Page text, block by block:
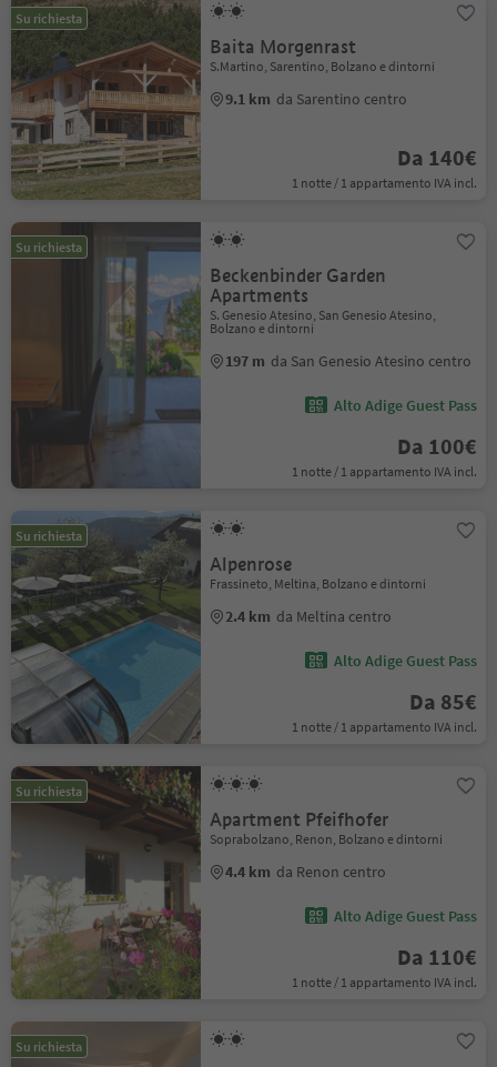
Su richiesta
Baita Morgenrast
S.Martino, Sarentino, Bolzano e dintorni
9.1 km da Sarentino centro
Da 140€
1 notte / 1 appartamento IVA incl.
Su richiesta
Beckenbinder Garden
Apartments
S. Genesio Atesino, San Genesio Atesino,
Bolzano e dintorni
197 m da San Genesio Atesino centro
Alto Adige Guest Pass
Da 100€
1 notte / 1 appartamento IVA incl.
Su richiesta
Alpenrose
Frassineto, Meltina, Bolzano e dintorni
2.4 km da Meltina centro
Alto Adige Guest Pass
Da 85€
1 notte / 1 appartamento IVA incl.
Su richiesta
Apartment Pfeifhofer
Soprabolzano, Renon, Bolzano e dintorni
4.4 km da Renon centro
Alto Adige Guest Pass
Da 110€
1 notte / 1 appartamento IVA incl.
Su richiesta